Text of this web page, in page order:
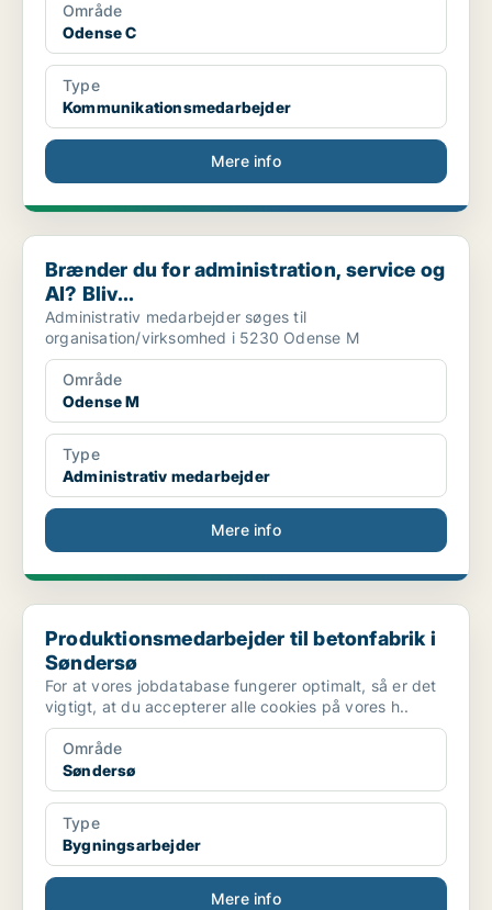
Område
Odense C
Type
Kommunikationsmedarbejder
Mere info
Brænder du for administration, service og AI? Bliv...
Brænder du for administration, service og
AI? Bliv...
Administrativ medarbejder søges til
organisation/virksomhed i 5230 Odense M
Område
Odense M
Type
Administrativ medarbejder
Mere info
Produktionsmedarbejder til betonfabrik i Søndersø
Produktionsmedarbejder til betonfabrik i
Søndersø
For at vores jobdatabase fungerer optimalt, så er det
vigtigt, at du accepterer alle cookies på vores h..
Område
Søndersø
Type
Bygningsarbejder
Mere info